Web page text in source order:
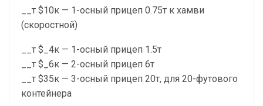
__т $10к — 1-осный прицеп 0.75т к хамви
(скоростной)
__т $_4к — 1-осный прицеп 1.5т
__т $_6к — 2-осный прицеп 6т
__т $35к — 3-осный прицеп 20т, для 20-футового
контейнера